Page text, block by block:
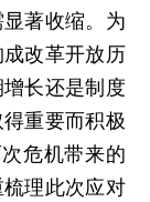
著收缩。为
改革开放历
长还是制度
重要而积极
危机带来的
理此次应对